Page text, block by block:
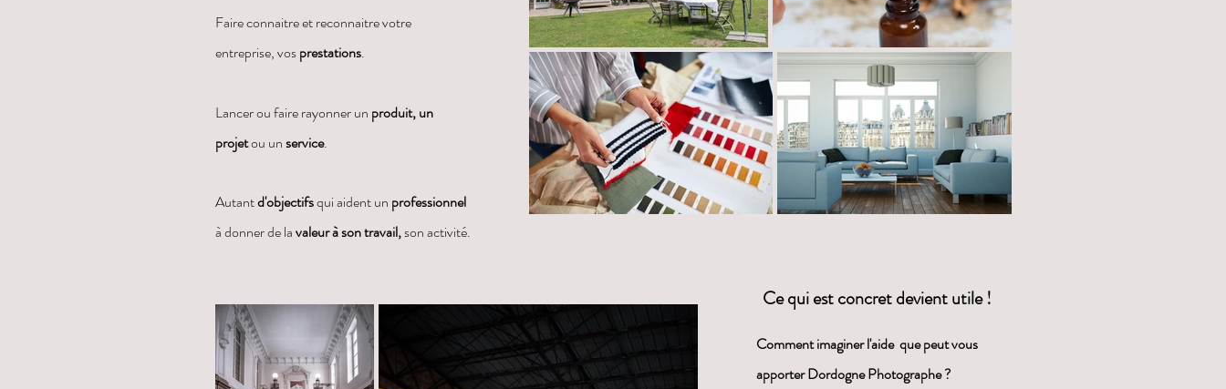
Faire connaitre et reconnaitre votre
entreprise, vosprestations.
Lancer ou faire rayonner un produit, un
projetou unservice.
Autantd'objectifsqui aident un professionnel
à donner de lavaleur à son travail,son activité.
Ce qui est concret devient utile !
Comment imaginer l'aide que peut vous
apporter Dordogne Photographe ?